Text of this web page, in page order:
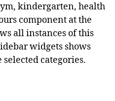
kindergarten, health
component at the
all instances of this
widgets shows
categories.